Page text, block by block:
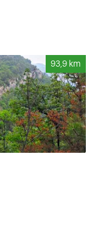
93,9 km